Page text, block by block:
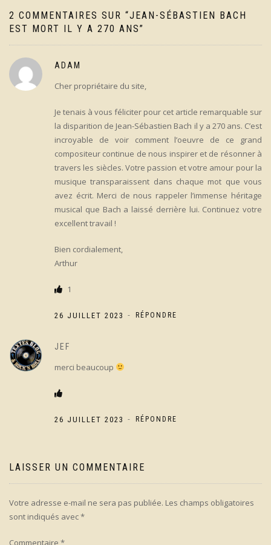
2 COMMENTAIRES SUR “JEAN-SÉBASTIEN BACH
EST MORT IL Y A 270 ANS”
ADAM
Cher propriétaire du site,
Je tenais à vous féliciter pour cet article remarquable sur
la disparition de Jean-Sébastien Bach il y a 270 ans. C’est
incroyable de voir comment l’oeuvre de ce grand
compositeur continue de nous inspirer et de résonner à
travers les siècles. Votre passion et votre amour pour la
musique transparaissent dans chaque mot que vous
avez écrit. Merci de nous rappeler l’immense héritage
musical que Bach a laissé derrière lui. Continuez votre
excellent travail !
Bien cordialement,
Arthur
1
26 JUILLET 2023 - RÉPONDRE
JEF
merci beaucoup
26 JUILLET 2023 - RÉPONDRE
LAISSER UN COMMENTAIRE
Votre adresse e-mail ne sera pas publiée. Les champs obligatoires
sont indiqués avec*
Commentaire *